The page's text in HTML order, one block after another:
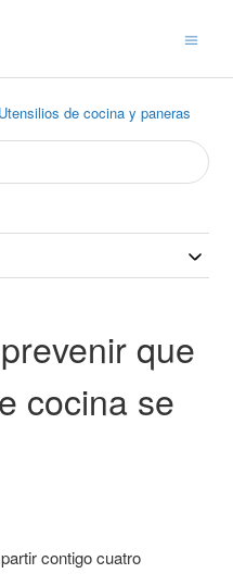
Utensilios de cocina y paneras
que
cocina se
contigo cuatro